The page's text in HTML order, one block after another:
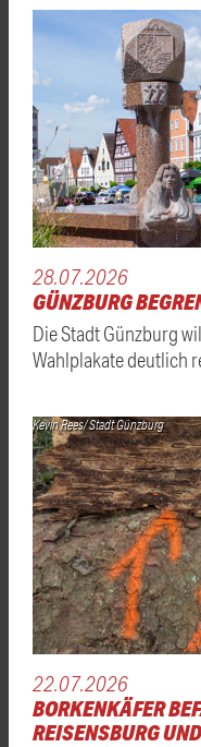
28.07.2026
GÜNZBURG
Die Stadt Günzburg
Wahlplakate deutlich
Kevin Rees/ Stadt Günzburg
22.07.2026
BORKENKÄFER
REISENSBURG